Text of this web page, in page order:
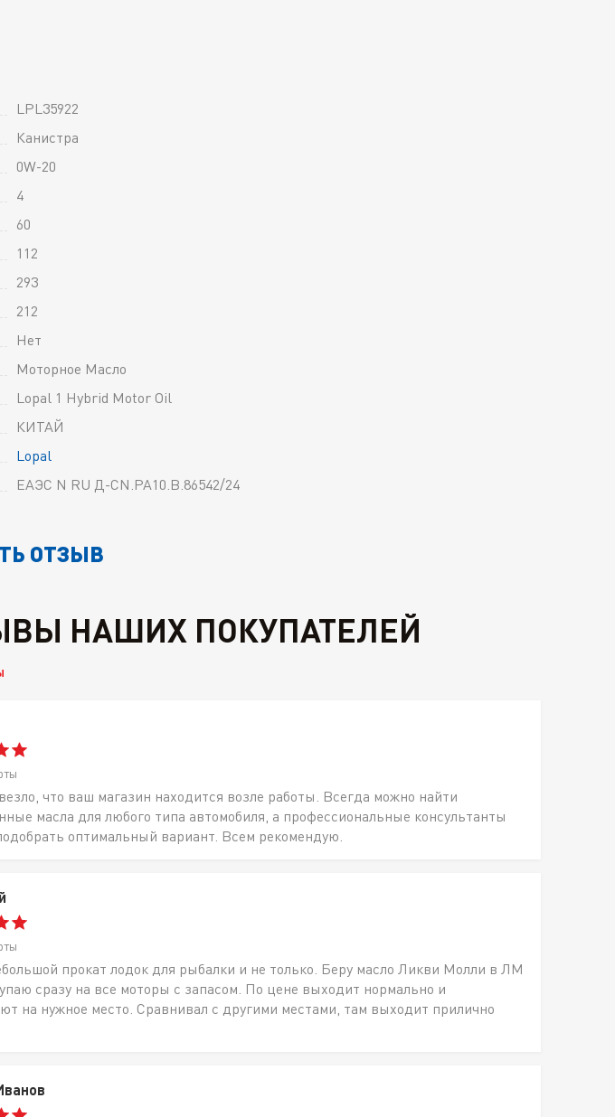
LPL35922
Канистра
0W-20
4
60
112
293
212
Нет
Моторное Масло
Lopal 1 Hybrid Motor Oil
КИТАЙ
Lopal
ЕАЭС N RU Д-CN.РА10.В.86542/24
ОТЗЫВ
НАШИХ ПОКУПАТЕЛЕЙ
что ваш магазин находится возле работы. Всегда можно найти
масла для любого типа автомобиля, а профессиональные консультанты
оптимальный вариант. Всем рекомендую.
прокат лодок для рыбалки и не только. Беру масло Ликви Молли в ЛМ
сразу на все моторы с запасом. По цене выходит нормально и
на нужное место. Сравнивал с другими местами, там выходит прилично